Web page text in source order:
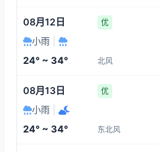
08月12日 优
小雨
24° ~ 34° 北风
08月13日 优
小雨
24° ~ 34° 东北风